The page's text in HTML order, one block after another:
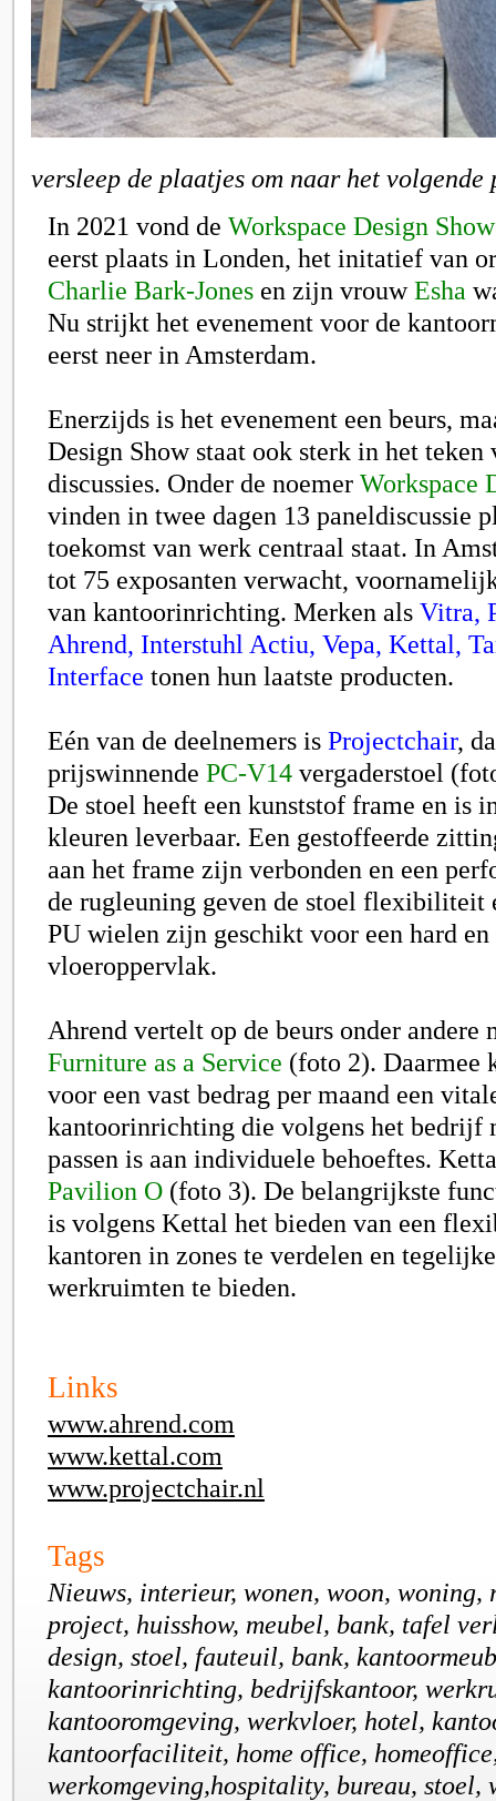
versleep de plaatjes om naar het
In 2021 vond de Workspace Design Show
eerst plaats in Londen, het initatief van
Charlie Bark-Jones en zijn vrouwEsha
Nu strijkt het evenement voor de
eerst neer in Amsterdam.
Enerzijds is het evenement een beurs,
Design Show staat ook sterk in het teken
discussies. Onder de noemer Workspace
vinden in twee dagen 13 paneldiscussie
toekomst van werk centraal staat. In
tot 75 exposanten verwacht,
van kantoorinrichting. Merken als Vitra,
Ahrend, Interstuhl Actiu, Vepa, Kettal,
Interface tonen hun laatste producten.
Eén van de deelnemers is Projectchair,
prijswinnende PC-V14 vergaderstoel
De stoel heeft een kunststof frame en is
kleuren leverbaar. Een gestoffeerde
aan het frame zijn verbonden en een
de rugleuning geven de stoel flexibiliteit
PU wielen zijn geschikt voor een hard en
vloeroppervlak.
Ahrend vertelt op de beurs onder andere
Furniture as a Service (foto 2). Daarmee
voor een vast bedrag per maand een
kantoorinrichting die volgens het bedrijf
passen is aan individuele behoeftes.
Pavilion O (foto 3). De belangrijkste
is volgens Kettal het bieden van een
kantoren in zones te verdelen en
werkruimten te bieden.
Links
www.ahrend.com
www.kettal.com
www.projectchair.nl
Tags
Nieuws, interieur, wonen, woon, woning,
project, huisshow, meubel, bank, tafel
design, stoel, fauteuil, bank,
kantoorinrichting, bedrijfskantoor,
kantooromgeving, werkvloer, hotel,
kantoorfaciliteit, home office,
werkomgeving,hospitality, bureau, stoel,